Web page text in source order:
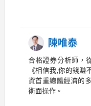
陳唯泰
合格證券分析師，
《相信我,你的錢
資首重總體經濟的
術面操作。